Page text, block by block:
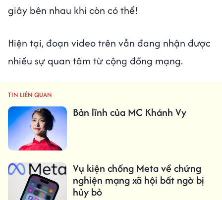
giây bên nhau khi còn có thể!
Hiện tại, đoạn video trên vẫn đang nhận được
nhiều sự quan tâm từ cộng đồng mạng.
TIN LIÊN QUAN
Bản lĩnh của MC Khánh Vy
Vụ kiện chống Meta về chứng
nghiện mạng xã hội bất ngờ bị
hủy bỏ